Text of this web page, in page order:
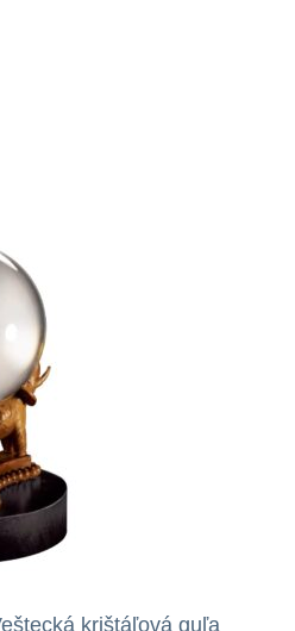
krištáľová guľa